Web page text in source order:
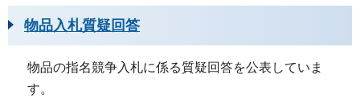
物品入札質疑回答
物品の指名競争入札に係る質疑回答を公表していま
す。